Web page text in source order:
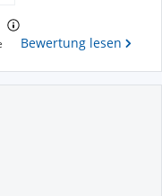
Bewertung lesen